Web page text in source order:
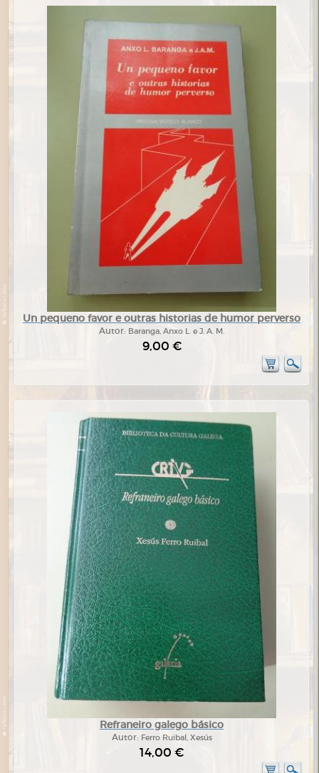
Un pequeno favor e outras historias de humor perverso
Autor: Baranga, Anxo L. e J. A. M.
9,00 €
Refraneiro galego básico
Autor: Ferro Ruibal, Xesús
14,00 €